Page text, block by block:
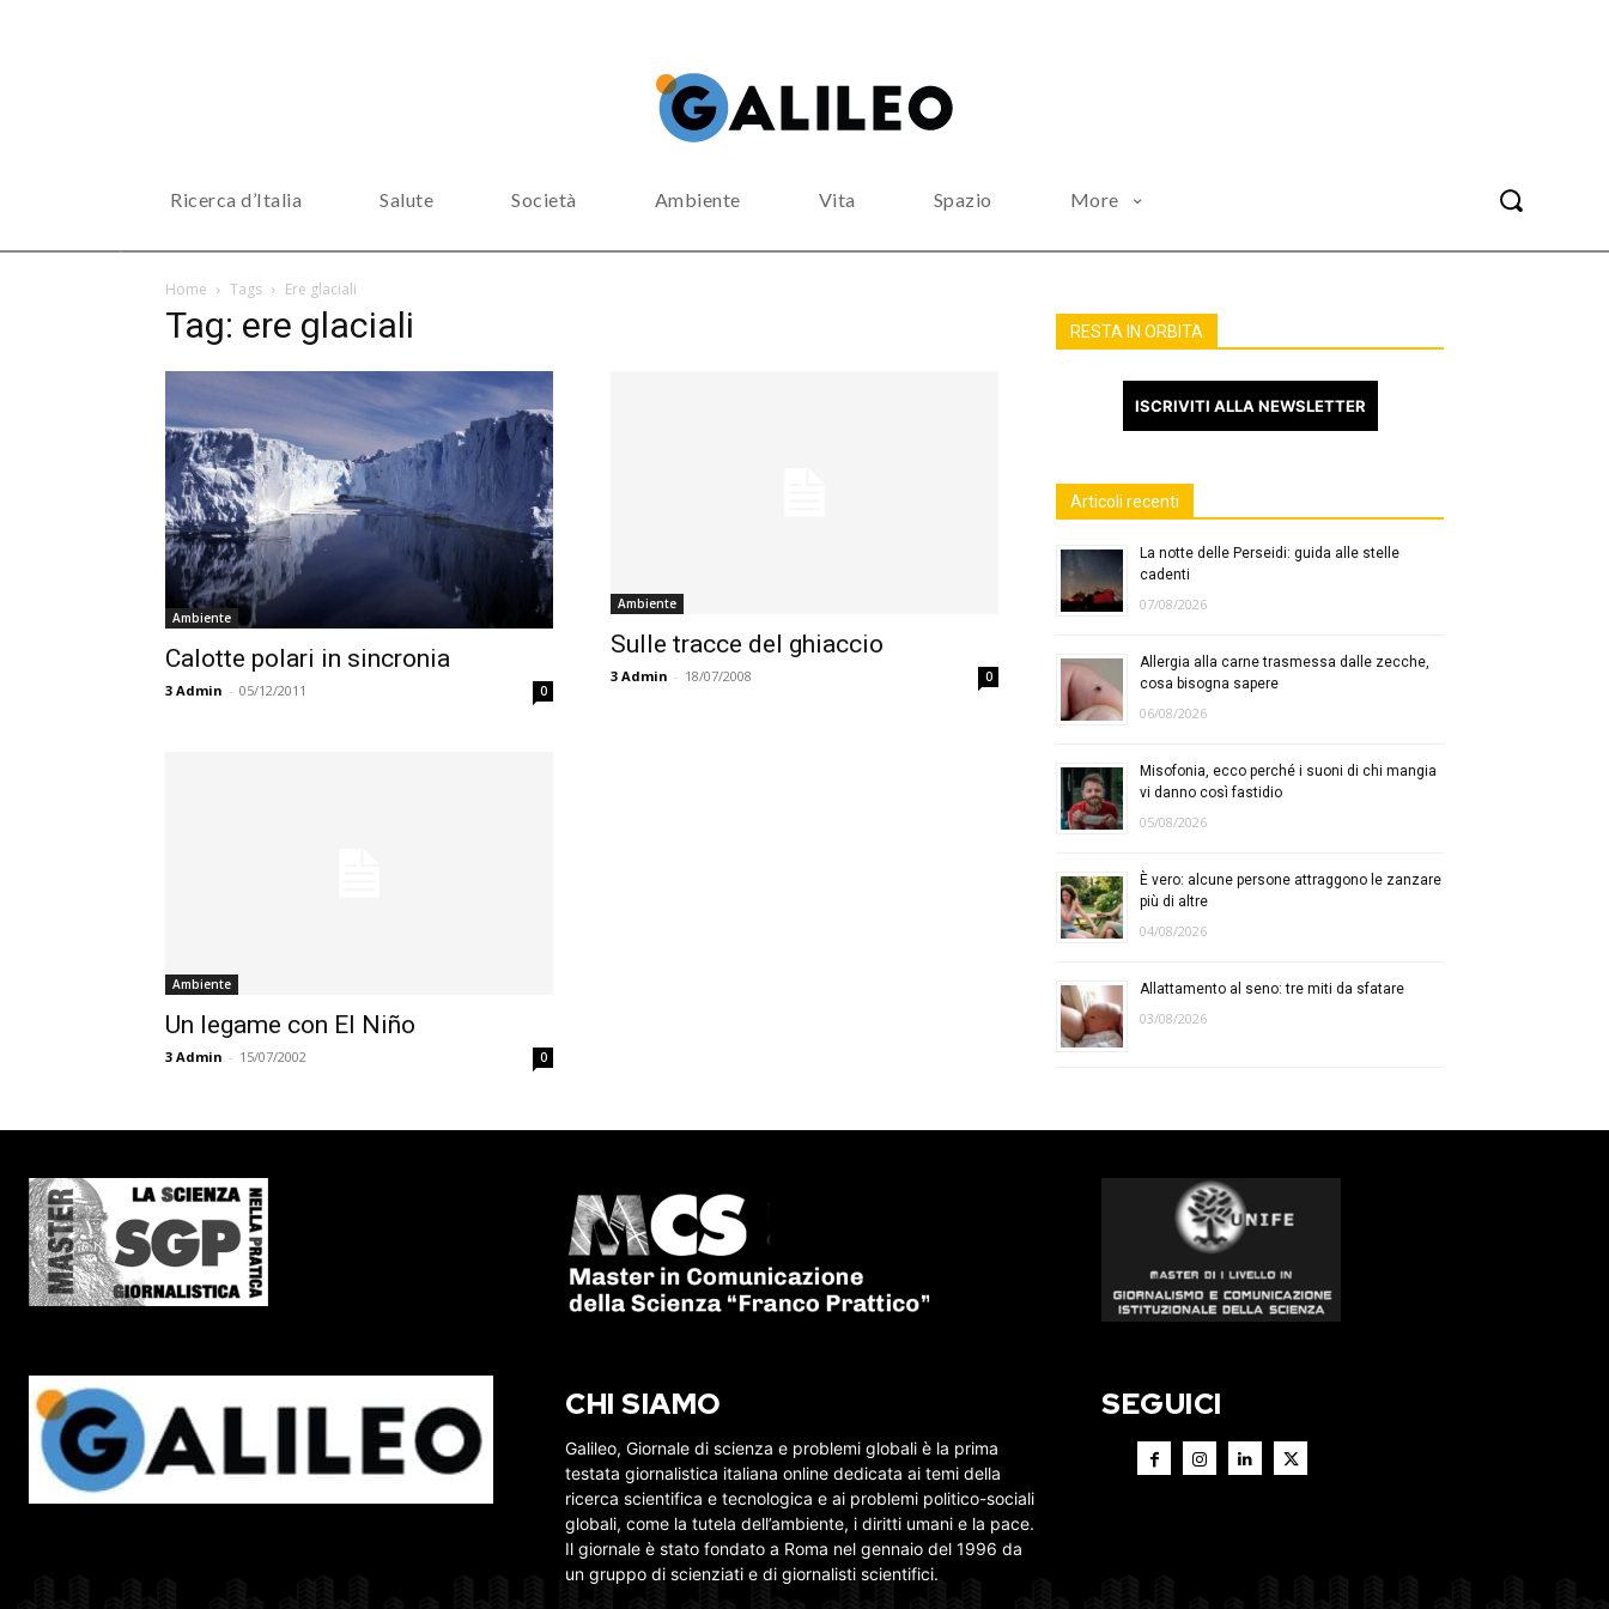
Ricerca d’Italia Salute Società Ambiente Vita Spazio More
Home Tags Ere glaciali
Tag: ere glaciali
Ambiente
Calotte polari in sincronia
3 Admin - 05/12/2011 0
Ambiente
Sulle tracce del ghiaccio
3 Admin - 18/07/2008 0
Ambiente
Un legame con El Niño
3 Admin - 15/07/2002 0
RESTA IN ORBITA
ISCRIVITI ALLA NEWSLETTER
Articoli recenti
La notte delle Perseidi: guida alle stelle
cadenti
07/08/2026
Allergia alla carne trasmessa dalle zecche,
cosa bisogna sapere
06/08/2026
Misofonia, ecco perché i suoni di chi mangia
vi danno così fastidio
05/08/2026
È vero: alcune persone attraggono le zanzare
più di altre
04/08/2026
Allattamento al seno: tre miti da sfatare
03/08/2026
CHI SIAMO
Galileo, Giornale di scienza e problemi globali è la prima
testata giornalistica italiana online dedicata ai temi della
ricerca scientifica e tecnologica e ai problemi politico-sociali
globali, come la tutela dell’ambiente, i diritti umani e la pace.
Il giornale è stato fondato a Roma nel gennaio del 1996 da
un gruppo di scienziati e di giornalisti scientifici.
SEGUICI